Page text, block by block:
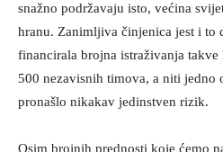
snažno podržavaju isto, većina
hranu. Zanimljiva činjenica jest i to
financirala brojna istraživanja
500 nezavisnih timova, a niti jedno
pronašlo nikakav jedinstven rizik.
Osim brojnih prednosti koje ćemo